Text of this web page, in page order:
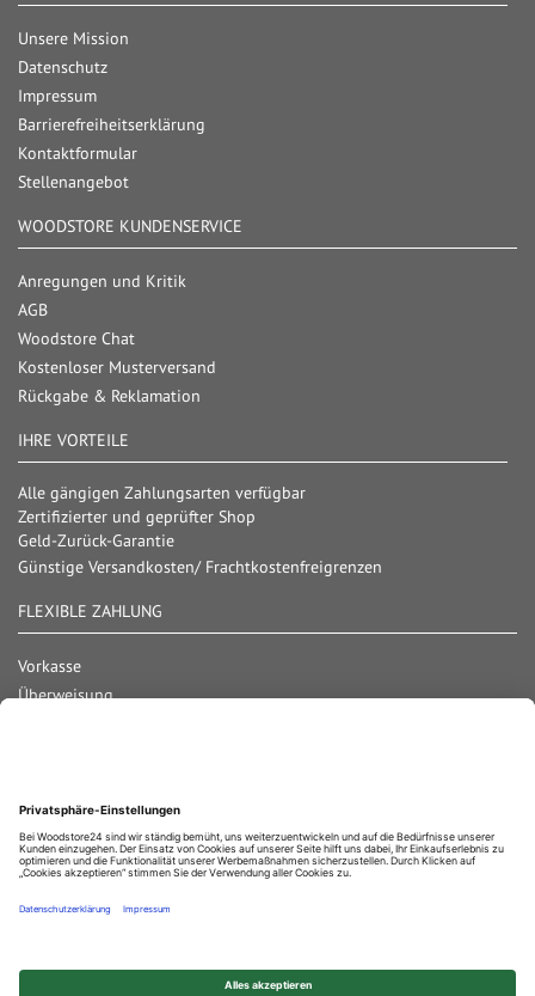
Unsere Mission
Datenschutz
Impressum
Barrierefreiheitserklärung
Kontaktformular
Stellenangebot
WOODSTORE KUNDENSERVICE
Anregungen und Kritik
AGB
Woodstore Chat
Kostenloser Musterversand
Rückgabe & Reklamation
IHRE VORTEILE
Alle gängigen Zahlungsarten verfügbar
Zertifizierter und geprüfter Shop
Geld-Zurück-Garantie
Günstige Versandkosten/ Frachtkostenfreigrenzen
FLEXIBLE ZAHLUNG
Vorkasse
Überweisung
Kreditkarte
Paypal
Bar bei Abholung